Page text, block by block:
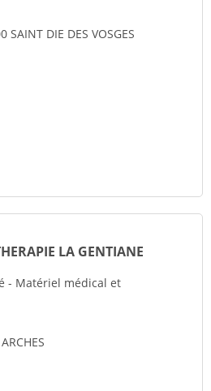
SAINT DIE DES VOSGES
LA GENTIANE
- Matériel médical et